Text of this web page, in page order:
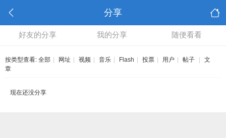
分享
好友的分享 我的分享 随便看看
按类型查看: 全部 网址 视频 音乐 Flash 投票 用户 帖子
文
章
现在还没分享